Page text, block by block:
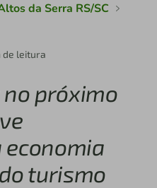
da Serra RS/SC
de leitura
próximo
turismo